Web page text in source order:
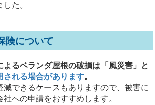
た。
険について
よるベランダ屋根の破損は「風災害」と
される場合があります。
減できるケースもありますので、被害に
への申請をおすすめします。